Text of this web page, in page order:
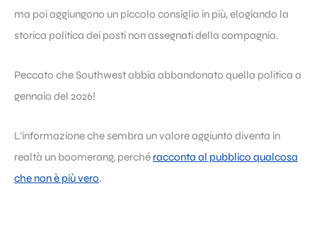
ma poi aggiungono un piccolo consiglio in più, elogiando la
storica politica dei posti non assegnati della compagnia.
Peccato che Southwest abbia abbandonato quella politica a
gennaio del 2026!
L’informazione che sembra un valore aggiunto diventa in
realtà un boomerang, perché racconta al pubblico qualcosa
che non è più vero.